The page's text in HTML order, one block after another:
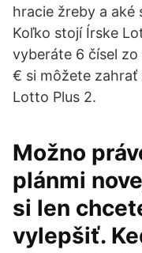
hracie žreby a aké
Koľko stojí Írske
vyberáte 6 čísel
€ si môžete zahrať
Lotto Plus 2.
Možno
plánmi
si len
vylepšiť.